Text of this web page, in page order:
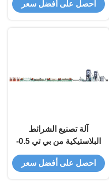
احصل على أفضل سعر
آلة تصنيع الشرائط
البلاستيكية من بي تي 0.5-
1.5 ملم 5-32 ملم
احصل على أفضل سعر